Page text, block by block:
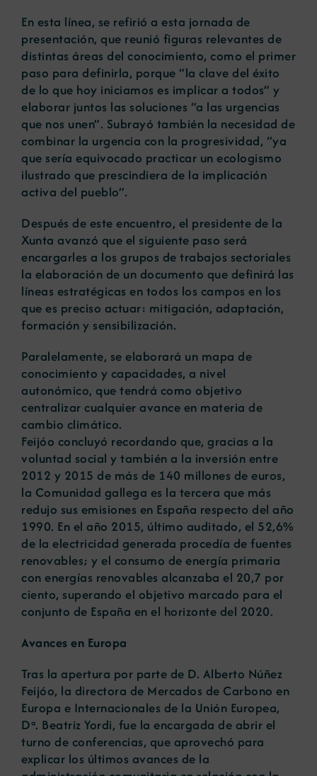
En esta línea, se refirió a esta jornada de
presentación, que reunió figuras relevantes de
distintas áreas del conocimiento, como el primer
paso para definirla, porque “la clave del éxito
de lo que hoy iniciamos es implicar a todos” y
elaborar juntos las soluciones “a las urgencias
que nos unen”. Subrayó también la necesidad de
combinar la urgencia con la progresividad, “ya
que sería equivocado practicar un ecologismo
ilustrado que prescindiera de la implicación
activa del pueblo”.
Después de este encuentro, el presidente de la
Xunta avanzó que el siguiente paso será
encargarles a los grupos de trabajos sectoriales
la elaboración de un documento que definirá las
líneas estratégicas en todos los campos en los
que es preciso actuar: mitigación, adaptación,
formación y sensibilización.
Paralelamente, se elaborará un mapa de
conocimiento y capacidades, a nivel
autonómico, que tendrá como objetivo
centralizar cualquier avance en materia de
cambio climático.
Feijóo concluyó recordando que, gracias a la
voluntad social y también a la inversión entre
2012 y 2015 de más de 140 millones de euros,
la Comunidad gallega es la tercera que más
redujo sus emisiones en España respecto del año
1990. En el año 2015, último auditado, el 52,6%
de la electricidad generada procedía de fuentes
renovables; y el consumo de energía primaria
con energías renovables alcanzaba el 20,7 por
ciento, superando el objetivo marcado para el
conjunto de España en el horizonte del 2020.
Avances en Europa
Tras la apertura por parte de D. Alberto Núñez
Feijóo, la directora de Mercados de Carbono en
Europa e Internacionales de la Unión Europea,
Dª. Beatriz Yordi, fue la encargada de abrir el
turno de conferencias, que aprovechó para
explicar los últimos avances de la